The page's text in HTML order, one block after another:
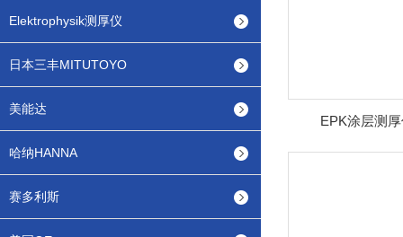
Elektrophysik测厚仪
日本三丰MITUTOYO
美能达
哈纳HANNA
赛多利斯
EPK涂层测